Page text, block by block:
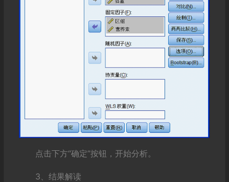
点击下方“确定”按钮，开始分析。
3、结果解读